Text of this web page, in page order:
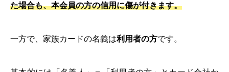
た場合も、本会員の方の信用に傷が付きます。
一方で、家族カードの名義は利用者の方です。